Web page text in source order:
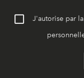
J'autorise par